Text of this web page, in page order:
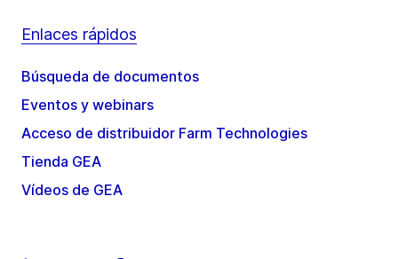
Enlaces rápidos
Búsqueda de documentos
Eventos y webinars
Acceso de distribuidor Farm Technologies
Tienda GEA
Vídeos de GEA